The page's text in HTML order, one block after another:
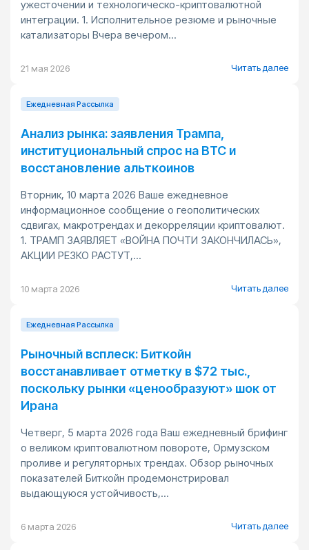
ужесточении и технологическо-криптовалютной
интеграции. 1. Исполнительное резюме и рыночные
катализаторы Вчера вечером...
21 мая 2026 Читать далее
Ежедневная Pассылка
Анализ рынка: заявления Трампа,
институциональный спрос на BTC и
восстановление альткоинов
Вторник, 10 марта 2026 Ваше ежедневное
информационное сообщение о геополитических
сдвигах, макротрендах и декорреляции криптовалют.
1. ТРАМП ЗАЯВЛЯЕТ «ВОЙНА ПОЧТИ ЗАКОНЧИЛАСЬ»,
АКЦИИ РЕЗКО РАСТУТ,...
10 марта 2026 Читать далее
Ежедневная Pассылка
Рыночный всплеск: Биткойн
восстанавливает отметку в $72 тыс.,
поскольку рынки «ценообразуют» шок от
Ирана
Четверг, 5 марта 2026 года Ваш ежедневный брифинг
о великом криптовалютном повороте, Ормузском
проливе и регуляторных трендах. Обзор рыночных
показателей Биткойн продемонстрировал
выдающуюся устойчивость,...
6 марта 2026 Читать далее